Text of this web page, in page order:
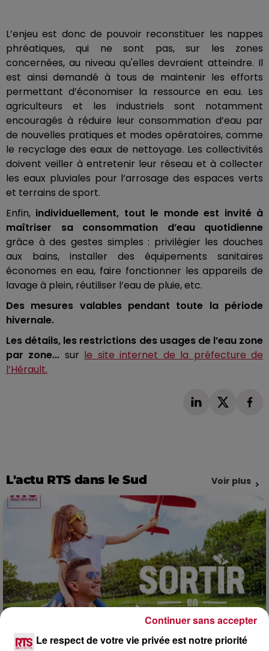
L’enjeu est donc de pouvoir reconstituer les nappes
phréatiques, qui ne sont pas, sur les zones
concernées, au niveau qu'elles devraient atteindre. Il
est ainsi demandé à tous de maintenir les efforts
permettant d’économiser la ressource en eau. Les
agriculteurs et les industriels sont notamment
encouragés à réduire leur consommation d’eau par
de nouvelles pratiques et modes opératoires, comme
le recyclage des eaux de nettoyage. Les collectivités
doivent veiller à entretenir leur réseau et à collecter
les eaux pluviales pour l’arrosage des espaces verts
et terrains de sport.
Enfin, individuellement, tout le monde est invité à
maîtriser sa consommation d’eau quotidienne
grâce à des gestes simples : privilégier les douches
aux bains, installer des équipements sanitaires
économes en eau, faire fonctionner les appareils de
lavage à plein, réutiliser l’eau de pluie, etc.
Des mesures valables pendant toute la période
hivernale.
Les détails, les restrictions des usages de l’eau zone
par zone... sur le site internet de la préfecture de
l’Hérault.
L'actu RTS dans le Sud Voir plus
Le respect de votre vie privée est notre priorité
Continuer sans accepter